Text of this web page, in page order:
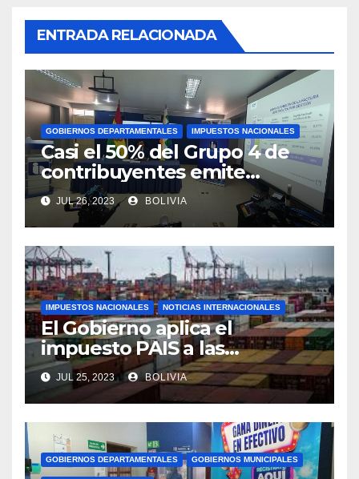
ENTRADA RELACIONADA
GOBIERNOS DEPARTAMENTALES IMPUESTOS NACIONALES
Casi el 50% del Grupo 4 de
contribuyentes emite
facturas en línea antes del
plazo fijado
JUL 26, 2023 BOLIVIA
IMPUESTOS NACIONALES NOTICIAS INTERNACIONALES
El Gobierno aplica el
impuesto PAIS a las
importaciones de algunos
bienes y servicios
JUL 25, 2023 BOLIVIA
GOBIERNOS DEPARTAMENTALES GOBIERNOS MUNICIPALES